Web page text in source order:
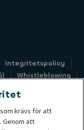
Integritetspolicy
Whistleblowing
av personuppgifter
som krävs för att
Genom att